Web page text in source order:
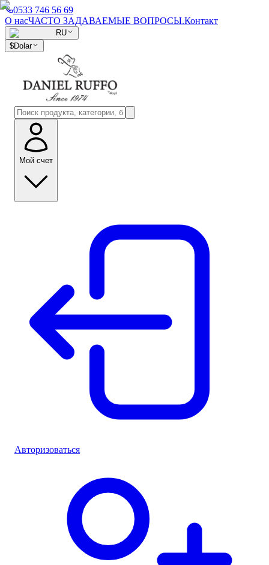
0533 746 56 69
О насЧАСТО ЗАДАВАЕМЫЕ ВОПРОСЫ.Контакт
RU
$Dolar
Мой счет
Авторизоваться